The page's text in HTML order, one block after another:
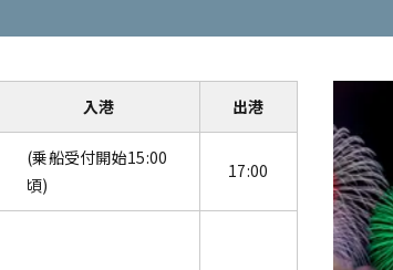
入港 出港
(乗船受付開始15:00
頃)
17:00